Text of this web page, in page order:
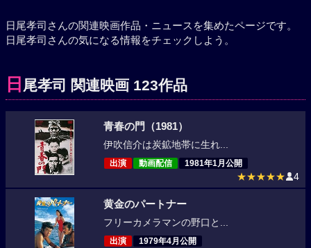
日尾孝司さんの関連映画作品・ニュースを集めたページです。
日尾孝司さんの気になる情報をチェックしよう。
日 尾孝司 関連映画 123作品
青春の門（1981）
伊吹信介は炭鉱地帯に生れ...
出演 動画配信 1981年1月公開
★★★★★ 4
黄金のパートナー
フリーカメラマンの野口と...
出演 1979年4月公開